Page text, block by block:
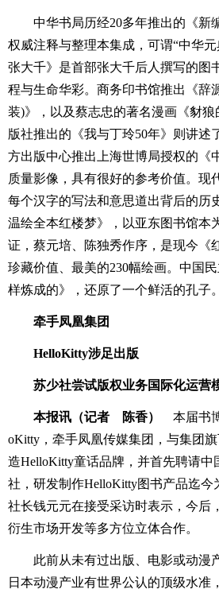
中华书局历经20多年推出的《新
权威注释与整理本集成，可谓“中华
张大千》是首部张大千后人撰写的图
程与生命华彩。商务印书馆推出《辞
装)》，以及蔡志忠的著名漫画《豺
版社推出的《我与丁玲50年》则讲
方出版中心推出上海世博局授权的《
质量影像，具有很好的参考价值。现
每个汉字的写法和意思道出背后的历
温绘全本红楼梦》，以亚东图书馆本
证，蔡元培、陈独秀作序，是现今《
珍藏价值、最美的230幅绘画。中国
样炼成的》，还原了一个鲜活的孔子。
牵手凤凰集团
HelloKitty涉足出版
苏少社尝试版权业务国际化运营
本报讯（记者 陈香）
本届书
oKitty，牵手凤凰传媒集团，与集团
造HelloKitty童话品牌，并首先聘请
社，研发制作HelloKitty图书产品迄
社长钱元元在接受采访时表示，今后
衍生市场开发等多方位立体合作。
此前从未有过出版、电影或动漫
日本动漫产业有世界公认的顶级水